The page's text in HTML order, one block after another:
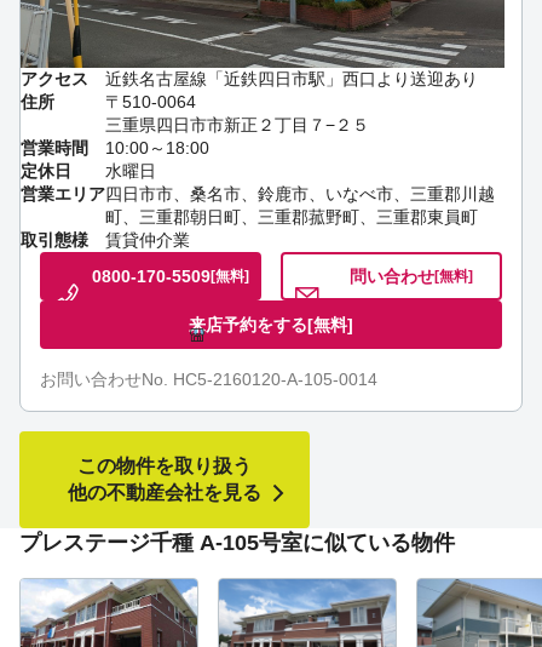
アクセス
近鉄名古屋線「近鉄四日市駅」西口より送迎あり
住所
〒510-0064
三重県四日市市新正２丁目７−２５
営業時間
10:00～18:00
定休日
水曜日
営業エリア四日市市、桑名市、鈴鹿市、いなべ市、三重郡川越
町、三重郡朝日町、三重郡菰野町、三重郡東員町
取引態様
賃貸仲介業
0800-170-5509[無料] 問い合わせ[無料]
来店予約をする[無料]
お問い合わせNo. HC5-2160120-A-105-0014
この物件を取り扱う
他の不動産会社を見る
プレステージ千種 A-105号室に似ている物件